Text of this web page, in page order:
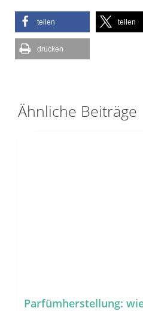
teilen teilen
drucken
Ähnliche Beiträge
Parfümherstellung: